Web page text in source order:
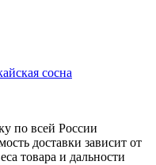
сосна
по всей России
доставки зависит от
товара и дальности